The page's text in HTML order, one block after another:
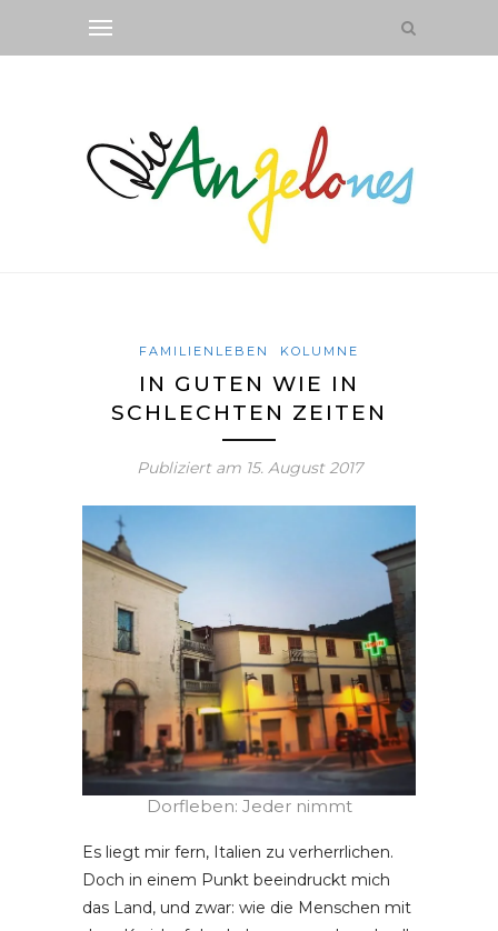
FAMILIENLEBEN KOLUMNE
IN GUTEN WIE IN
SCHLECHTEN ZEITEN
Publiziert am 15. August 2017
Dorfleben: Jeder nimmt
Es liegt mir fern, Italien zu verherrlichen.
Doch in einem Punkt beeindruckt mich
das Land, und zwar: wie die Menschen mit